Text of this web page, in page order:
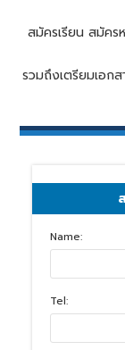
สมัครเรียน สมัค
รวมถึงเตรียมเอก
Name:
Tel: